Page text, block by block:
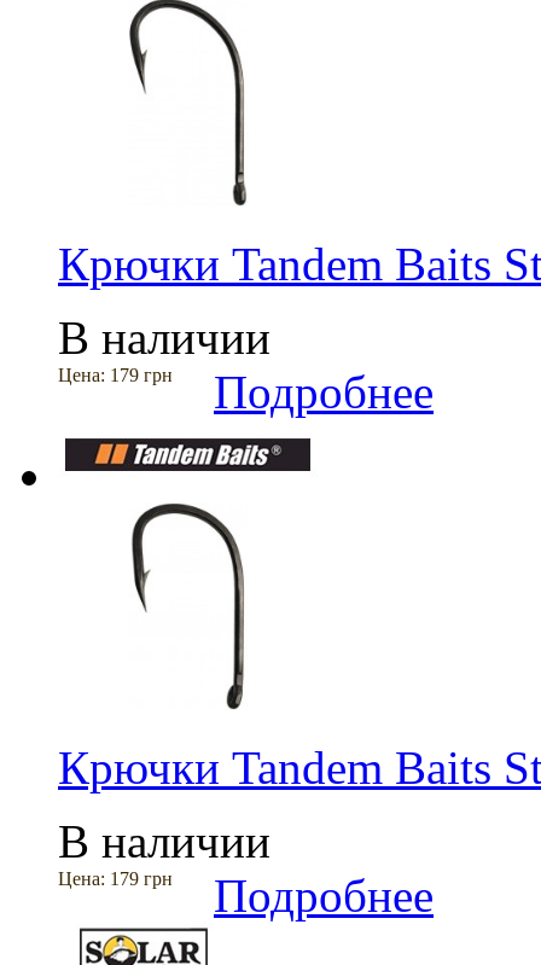
Крючки Tandem Baits
В наличии
Цена: 179 грн Подробнее
Крючки Tandem Baits
В наличии
Цена: 179 грн Подробнее